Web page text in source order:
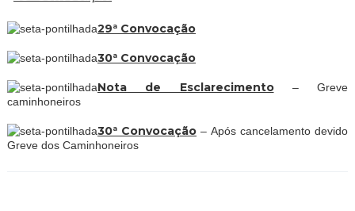
29ª Convocação
30ª Convocação
Nota de Esclarecimento– Greve
caminhoneiros
30ª Convocação – Após cancelamento devido
Greve dos Caminhoneiros